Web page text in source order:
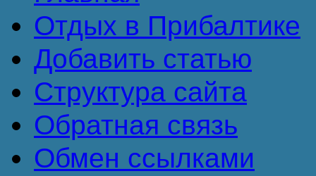
Отдых в Прибалтике
Добавить статью
Структура сайта
Обратная связь
Обмен ссылками